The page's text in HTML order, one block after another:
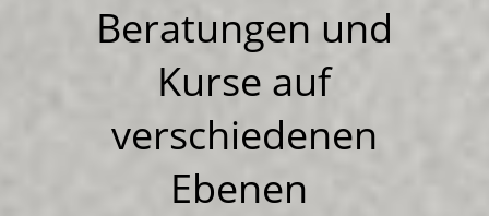
Beratungen und
Kurse auf
verschiedenen
Ebenen